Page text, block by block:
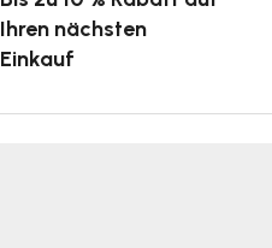
Ihren nächsten
Einkauf